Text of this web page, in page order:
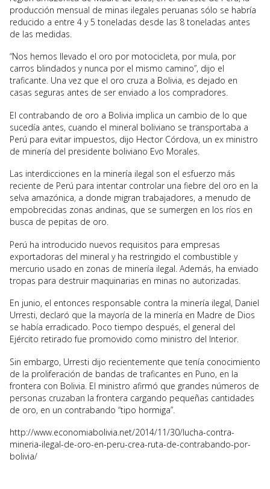
producción mensual de minas ilegales peruanas sólo se habría
reducido a entre 4 y 5 toneladas desde las 8 toneladas antes
de las medidas.
“Nos hemos llevado el oro por motocicleta, por mula, por
carros blindados y nunca por el mismo camino”, dijo el
traficante. Una vez que el oro cruza a Bolivia, es dejado en
casas seguras antes de ser enviado a los compradores.
El contrabando de oro a Bolivia implica un cambio de lo que
sucedía antes, cuando el mineral boliviano se transportaba a
Perú para evitar impuestos, dijo Hector Córdova, un ex ministro
de minería del presidente boliviano Evo Morales.
Las interdicciones en la minería ilegal son el esfuerzo más
reciente de Perú para intentar controlar una fiebre del oro en la
selva amazónica, a donde migran trabajadores, a menudo de
empobrecidas zonas andinas, que se sumergen en los ríos en
busca de pepitas de oro.
Perú ha introducido nuevos requisitos para empresas
exportadoras del mineral y ha restringido el combustible y
mercurio usado en zonas de minería ilegal. Además, ha enviado
tropas para destruir maquinarias en minas no autorizadas.
En junio, el entonces responsable contra la minería ilegal, Daniel
Urresti, declaró que la mayoría de la minería en Madre de Dios
se había erradicado. Poco tiempo después, el general del
Ejército retirado fue promovido como ministro del Interior.
Sin embargo, Urresti dijo recientemente que tenía conocimiento
de la proliferación de bandas de traficantes en Puno, en la
frontera con Bolivia. El ministro afirmó que grandes números de
personas cruzaban la frontera cargando pequeñas cantidades
de oro, en un contrabando “tipo hormiga”.
http://www.economiabolivia.net/2014/11/30/lucha-contra-
mineria-ilegal-de-oro-en-peru-crea-ruta-de-contrabando-por-
bolivia/